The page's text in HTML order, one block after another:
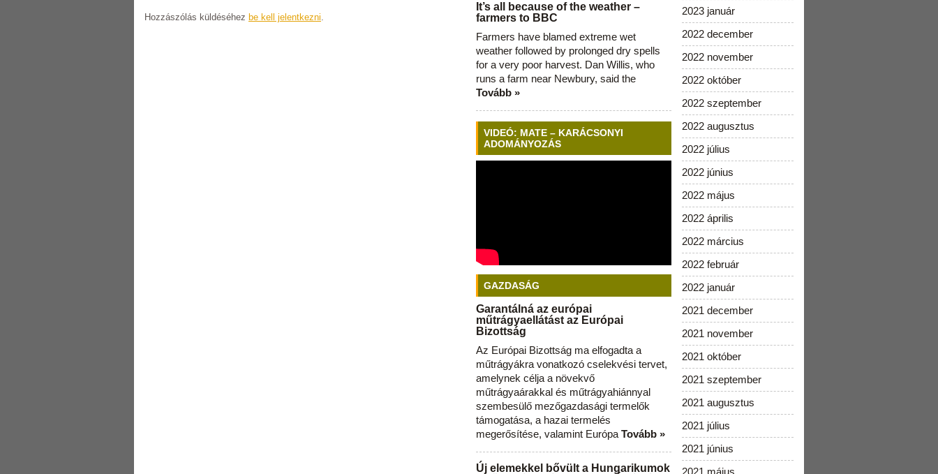
Hozzászólás küldéséhez be kell jelentkezni.
It’s all because of the weather –
farmers to BBC
Farmers have blamed extreme wet
weather followed by prolonged dry spells
for a very poor harvest. Dan Willis, who
runs a farm near Newbury, said the
Tovább »
VIDEÓ: MATE – KARÁCSONYI
ADOMÁNYOZÁS
GAZDASÁG
Garantálná az európai
műtrágyaellátást az Európai
Bizottság
Az Európai Bizottság ma elfogadta a
műtrágyákra vonatkozó cselekvési tervet,
amelynek célja a növekvő
műtrágyaárakkal és műtrágyahiánnyal
szembesülő mezőgazdasági termelők
támogatása, a hazai termelés
megerősítése, valamint Európa Tovább »
Új elemekkel bővült a Hungarikumok
2023 január
2022 december
2022 november
2022 október
2022 szeptember
2022 augusztus
2022 július
2022 június
2022 május
2022 április
2022 március
2022 február
2022 január
2021 december
2021 november
2021 október
2021 szeptember
2021 augusztus
2021 július
2021 június
2021 május